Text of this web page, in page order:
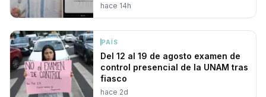
hace 14h
PAÍS
Del 12 al 19 de agosto examen de
control presencial de la UNAM tras
fiasco
hace 2d